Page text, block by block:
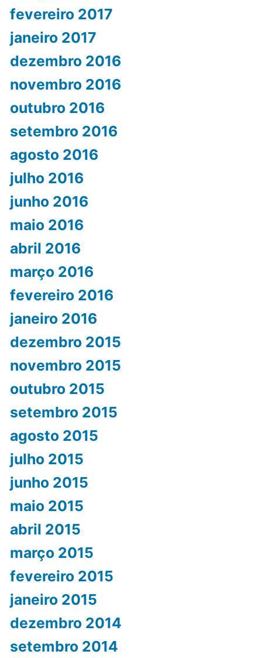
fevereiro 2017
janeiro 2017
dezembro 2016
novembro 2016
outubro 2016
setembro 2016
agosto 2016
julho 2016
junho 2016
maio 2016
abril 2016
março 2016
fevereiro 2016
janeiro 2016
dezembro 2015
novembro 2015
outubro 2015
setembro 2015
agosto 2015
julho 2015
junho 2015
maio 2015
abril 2015
março 2015
fevereiro 2015
janeiro 2015
dezembro 2014
setembro 2014